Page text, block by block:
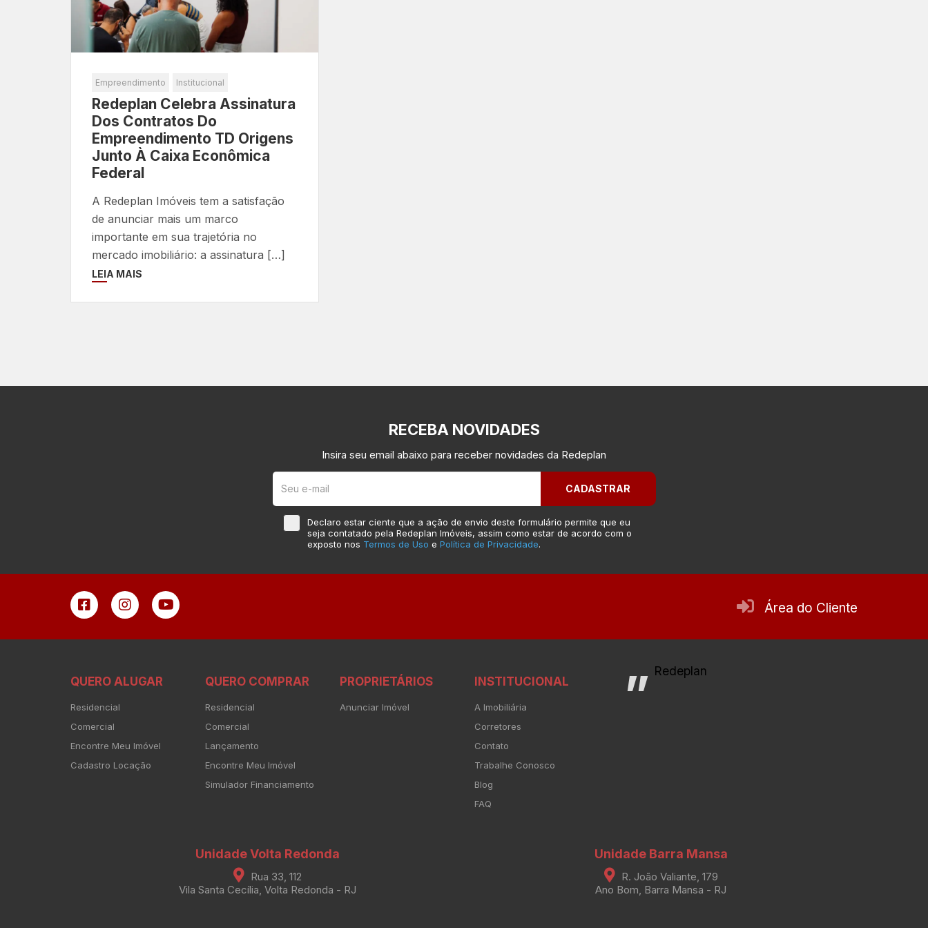
Empreendimento Institucional
Redeplan Celebra Assinatura
Dos Contratos Do
Empreendimento TD Origens
Junto À Caixa Econômica
Federal
A Redeplan Imóveis tem a satisfação
de anunciar mais um marco
importante em sua trajetória no
mercado imobiliário: a assinatura […]
LEIA MAIS
RECEBA NOVIDADES
Insira seu email abaixo para receber novidades da Redeplan
CADASTRAR
Declaro estar ciente que a ação de envio deste formulário permite que eu
seja contatado pela Redeplan Imóveis, assim como estar de acordo com o
exposto nos Termos de Uso e Política de Privacidade.
Área do Cliente
QUERO ALUGAR
Residencial
Comercial
Encontre Meu Imóvel
Cadastro Locação
QUERO COMPRAR
Residencial
Comercial
Lançamento
Encontre Meu Imóvel
Simulador Financiamento
PROPRIETÁRIOS
Anunciar Imóvel
INSTITUCIONAL
A Imobiliária
Corretores
Contato
Trabalhe Conosco
Blog
FAQ
Redeplan
Unidade Volta Redonda
Rua 33, 112
Vila Santa Cecília, Volta Redonda - RJ
Unidade Barra Mansa
R. João Valiante, 179
Ano Bom, Barra Mansa - RJ